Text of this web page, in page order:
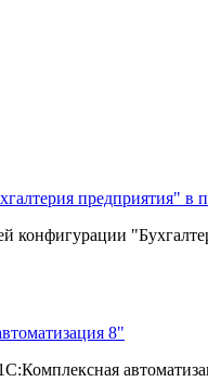
предприятия"
конфигурации
8"